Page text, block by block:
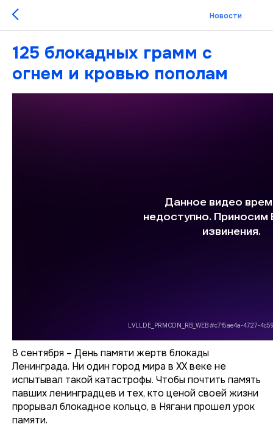
Новости
125 блокадных грамм с
огнем и кровью пополам
8 сентября – День памяти жертв блокады
Ленинграда. Ни один город мира в ХХ веке не
испытывал такой катастрофы. Чтобы почтить память
павших ленинградцев и тех, кто ценой своей жизни
прорывал блокадное кольцо, в Нягани прошел урок
памяти.